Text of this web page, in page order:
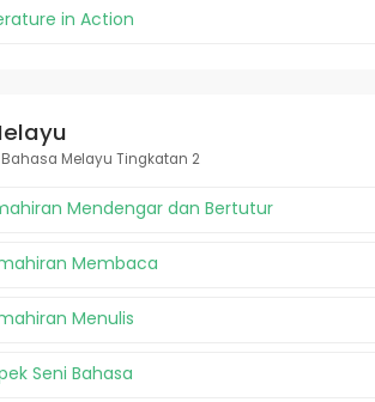
in Action
Melayu Tingkatan 2
Mendengar dan Bertutur
Membaca
Menulis
Seni Bahasa